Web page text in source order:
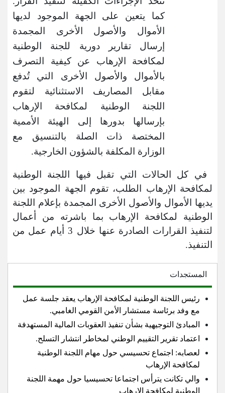
كما يتعين على الجهة الموجود لديها
الأموال والأصول الأخرى المجمدة
إرسال تقارير دورية للجنة الوطنية
لمكافحة الإرهاب عن كيفية التصرف
بالأموال والأصول الأخرى التي تُدفع
مقابل المصاريف الاستثنائية لتقوم
اللجنة الوطنية لمكافحة الإرهاب
بإرسالها بدورها إلى الهيئة الأممية
المختصة ذات الصلة بالتنسيق مع
الوزارة المكلفة بالشؤون الخارجية.
في كل الحالات التي تقبل فيها اللجنة الوطنية
لمكافحة الإرهاب الطلب، تقوم الجهة الموجود بين
يديها الأموال والأصول الأخرى المجمدة بإعلام اللجنة
الوطنية لمكافحة الإرهاب بما باشرته من أعمال
لتنفيذ القرارات الصادرة عنها خلال 3 أيام عمل من
التنفيذ.
المستجدات
رئيس اللجنة الوطنية لمكافحة الإرهاب يعقد جلسة عمل
مع وفد برئاسة مستشار الأمن القومي الغامبي.
المبادئ التوجيهية بشأن تنفيذ العقوبات المالية المستهدفة
اعتماد تقرير التقييم الوطني لمخاطر انتشار التسلح.
لعصابه: اجتماع تحسيسي حول مهام اللجنة الوطنية
لمكافحة الإرهاب
والي تكانت يترأس اجتماعا تحسيسيا حول مهمة اللجنة
الوطنية لمكافحة الإرهاب